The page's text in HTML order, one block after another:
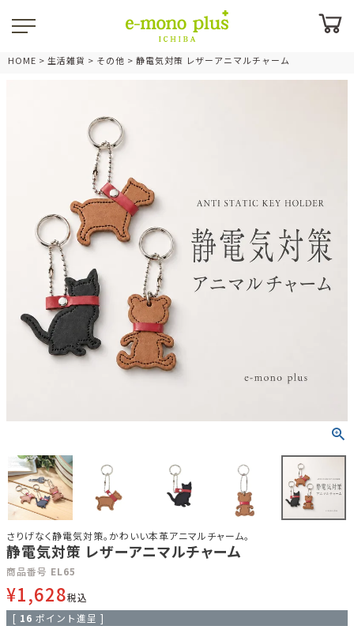
HOME 生活雑貨 その他 静電気対策 レザーアニマルチャーム
さりげなく静電気対策。かわいい本革アニマルチャーム。
静電気対策 レザーアニマルチャーム
商品番号 EL65
¥1,628税込
[ 16 ポイント進呈 ]